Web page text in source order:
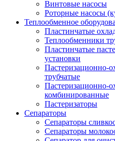
Винтовые насосы
Роторные насосы
Теплообменное
Пластинчатые
Теплообменники
Пластинчатые
установки
Пастеризационно-
трубчатые
Пастеризационно-
комбинированные
Пастеризаторы
Сепараторы
Сепараторы
Сепараторы